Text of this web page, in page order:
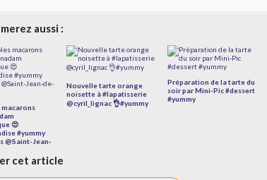
aussi :
😍
#yummy
@Saint-Jean-
Nouvelle tarte orange
noisette à #lapatisserie
@cyril_lignac 👌#yummy
Préparation de la tarte du
soir par Mini-Pic #dessert
#yummy
cet article